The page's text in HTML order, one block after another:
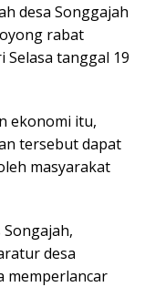
desa Songgajah
rabat
Selasa tanggal 19
ekonomi itu,
tersebut dapat
masyarakat
desa
memperlancar